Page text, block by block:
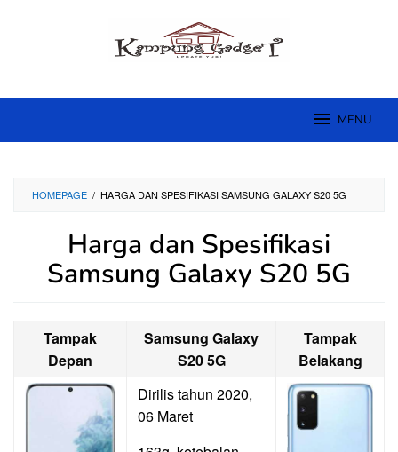
MENU
HOMEPAGE / HARGA DAN SPESIFIKASI SAMSUNG GALAXY S20 5G
Harga dan Spesifikasi
Samsung Galaxy S20 5G
Tampak
Depan
Samsung Galaxy
S20 5G
Tampak
Belakang
Dirilis tahun 2020,
06 Maret